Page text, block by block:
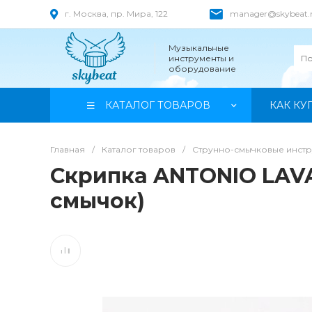
г. Москва, пр. Мира, 122
Музыкальные
инструменты и
оборудование
КАТАЛОГ ТОВАРОВ КАК
Главная / Каталог товаров / Струнно-смычковые
Скрипка ANTONIO
смычок)